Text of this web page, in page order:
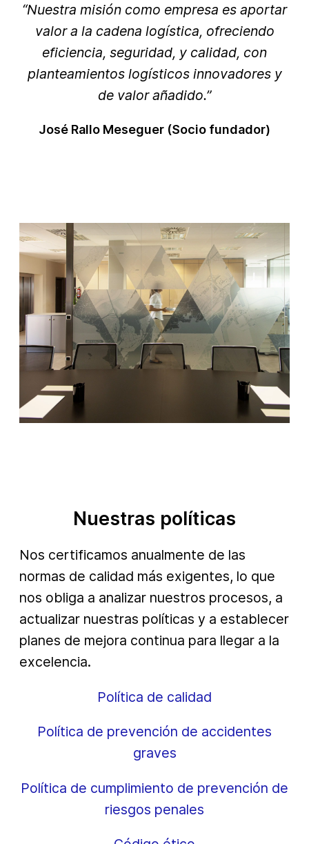
“Nuestra misión como empresa es aportar
valor a la cadena logística, ofreciendo
eficiencia, seguridad, y calidad, con
planteamientos logísticos innovadores y
de valor añadido.”
José Rallo Meseguer (Socio fundador)
Nuestras políticas
Nos certificamos anualmente de las
normas de calidad más exigentes, lo que
nos obliga a analizar nuestros procesos, a
actualizar nuestras políticas y a establecer
planes de mejora continua para llegar a la
excelencia.
Política de calidad
Política de prevención de accidentes
graves
Política de cumplimiento de prevención de
riesgos penales